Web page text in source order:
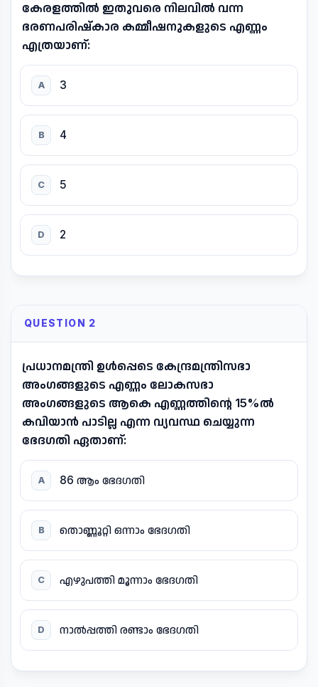
കേരളത്തിൽ ഇതുവരെ നിലവിൽ വന്ന
ഭരണപരിഷ്കാര കമ്മീഷനുകളുടെ എണ്ണം
എത്രയാണ്:
A 3
B 4
C 5
D 2
QUESTION 2
പ്രധാനമന്ത്രി ഉൾപ്പെടെ കേന്ദ്രമന്ത്രിസഭാ
അംഗങ്ങളുടെ എണ്ണം ലോകസഭാ
അംഗങ്ങളുടെ ആകെ എണ്ണത്തിന്റെ 15%ൽ
കവിയാൻ പാടില്ല എന്ന വ്യവസ്ഥ ചെയ്യുന്ന
ഭേദഗതി ഏതാണ്:
A 86 ആം ഭേദഗതി
B തൊണ്ണൂറ്റി ഒന്നാം ഭേദഗതി
C എഴുപത്തി മൂന്നാം ഭേദഗതി
D നാൽപ്പത്തി രണ്ടാം ഭേദഗതി